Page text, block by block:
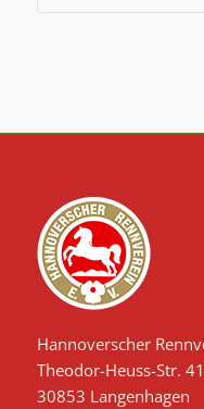
Hannoverscher
Theodor-Heuss-Str. 41
30853 Langenhagen